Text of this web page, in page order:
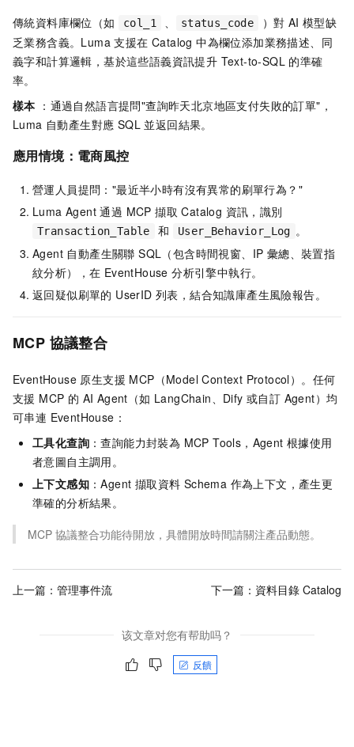
傳統資料庫欄位（如 col_1 、 status_code
）對 AI 模型缺
乏業務含義。Luma 支援在 Catalog 中為欄位添加業務描述、同
義字和計算邏輯，基於這些語義資訊提升 Text-to-SQL 的準確
率。
樣本 ：通過自然語言提問"查詢昨天北京地區支付失敗的訂單"，
Luma 自動產生對應 SQL 並返回結果。
應用情境：電商風控
營運人員提問："最近半小時有沒有異常的刷單行為？"
Luma Agent 通過 MCP 擷取 Catalog 資訊，識別
Transaction_Table 和 User_Behavior_Log 。
Agent 自動產生關聯 SQL（包含時間視窗、IP 彙總、裝置指
紋分析），在 EventHouse 分析引擎中執行。
返回疑似刷單的 UserID 列表，結合知識庫產生風險報告。
MCP 協議整合
EventHouse 原生支援 MCP（Model Context Protocol）。任何
支援 MCP 的 AI Agent（如 LangChain、Dify 或自訂 Agent）均
可串連 EventHouse：
工具化查詢 ：查詢能力封裝為 MCP Tools，Agent 根據使用
者意圖自主調用。
上下文感知 ：Agent 擷取資料 Schema 作為上下文，產生更
準確的分析結果。
MCP 協議整合功能待開放，具體開放時間請關注產品動態。
上一篇： 管理事件流 下一篇： 資料目錄 Catalog
该文章对您有帮助吗？
反饋